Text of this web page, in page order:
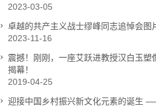
2023-03-05
卓越的共产主义战士缪峰同志追悼会图
2023-11-16
震撼！刚刚，一座艾跃进教授汉白玉塑
揭幕！
2019-04-25
迎接中国乡村振兴新文化元素的诞生